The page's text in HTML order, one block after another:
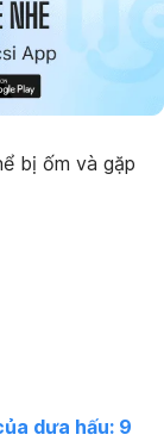
bị ốm và gặp
dưa hấu: 9